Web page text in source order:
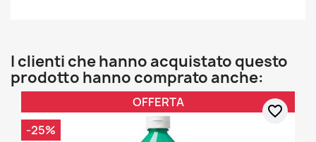
I clienti che hanno acquistato questo
prodotto hanno comprato anche:
OFFERTA
-25%
favorite_border